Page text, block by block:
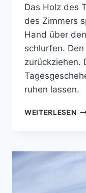
Das Holz des
des Zimmers
Hand über
schlurfen.
zurückziehen.
ruhen lassen.
WEITERLESEN